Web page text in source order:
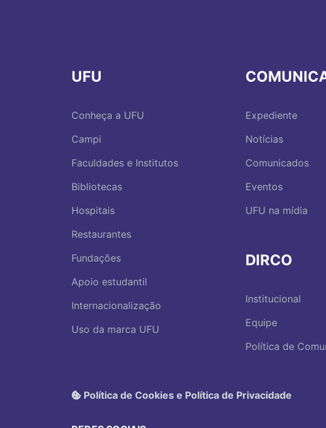
UFU
Conheça a UFU
Campi
Faculdades e Institutos
Bibliotecas
Hospitais
Restaurantes
Fundações
Apoio estudantil
Internacionalização
Uso da marca UFU
Expediente
Notícias
Comunicados
Eventos
UFU na mídia
DIRCO
Institucional
Equipe
Política de
Política de Cookies e Política de Privacidade